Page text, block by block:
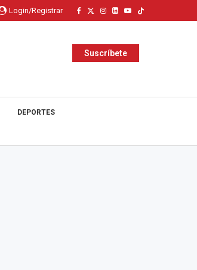
Login/Registrar
Suscríbete
DEPORTES